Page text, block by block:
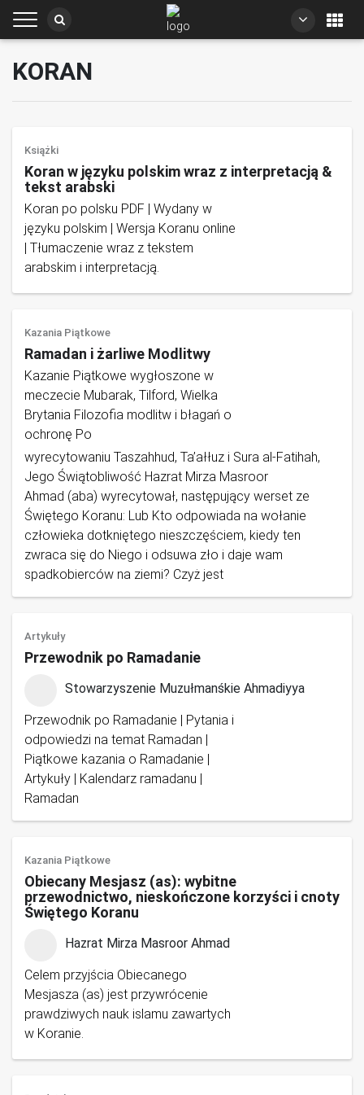
KORAN
Książki
Koran w języku polskim wraz z interpretacją &
tekst arabski
Koran po polsku PDF | Wydany w
języku polskim | Wersja Koranu online
| Tłumaczenie wraz z tekstem
arabskim i interpretacją.
Kazania Piątkowe
Ramadan i żarliwe Modlitwy
Kazanie Piątkowe wygłoszone w
meczecie Mubarak, Tilford, Wielka
Brytania Filozofia modlitw i błagań o
ochronę Po
wyrecytowaniu Taszahhud, Ta’ałłuz i Sura al-Fatihah,
Jego Świątobliwość Hazrat Mirza Masroor
Ahmad (aba) wyrecytował, następujący werset ze
Świętego Koranu: Lub Kto odpowiada na wołanie
człowieka dotkniętego nieszczęściem, kiedy ten
zwraca się do Niego i odsuwa zło i daje wam
spadkobierców na ziemi? Czyż jest
Artykuły
Przewodnik po Ramadanie
Stowarzyszenie Muzułmanśkie Ahmadiyya
Przewodnik po Ramadanie | Pytania i
odpowiedzi na temat Ramadan |
Piątkowe kazania o Ramadanie |
Artykuły | Kalendarz ramadanu |
Ramadan
Kazania Piątkowe
Obiecany Mesjasz (as): wybitne
przewodnictwo, nieskończone korzyści i cnoty
Świętego Koranu
Hazrat Mirza Masroor Ahmad
Celem przyjścia Obiecanego
Mesjasza (as) jest przywrócenie
prawdziwych nauk islamu zawartych
w Koranie.